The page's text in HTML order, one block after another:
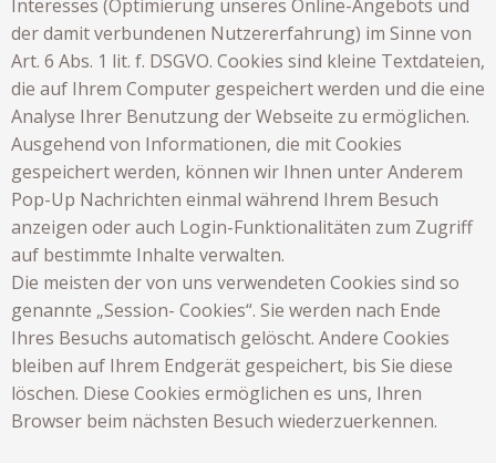
Interesses (Optimierung unseres Online-Angebots und
der damit verbundenen Nutzererfahrung) im Sinne von
Art. 6 Abs. 1 lit. f. DSGVO. Cookies sind kleine Textdateien,
die auf Ihrem Computer gespeichert werden und die eine
Analyse Ihrer Benutzung der Webseite zu ermöglichen.
Ausgehend von Informationen, die mit Cookies
gespeichert werden, können wir Ihnen unter Anderem
Pop-Up Nachrichten einmal während Ihrem Besuch
anzeigen oder auch Login-Funktionalitäten zum Zugriff
auf bestimmte Inhalte verwalten.
Die meisten der von uns verwendeten Cookies sind so
genannte „Session- Cookies“. Sie werden nach Ende
Ihres Besuchs automatisch gelöscht. Andere Cookies
bleiben auf Ihrem Endgerät gespeichert, bis Sie diese
löschen. Diese Cookies ermöglichen es uns, Ihren
Browser beim nächsten Besuch wiederzuerkennen.